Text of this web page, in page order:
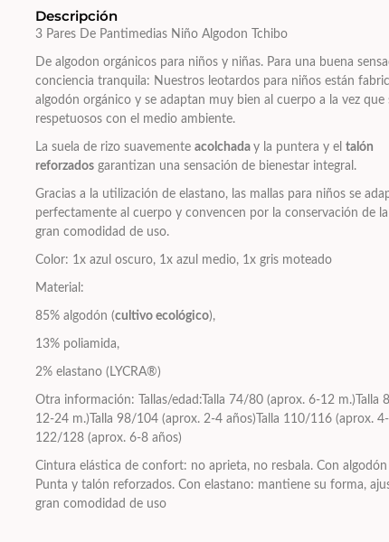
Descripción
3 Pares De Pantimedias Niño Algodon Tchibo
De algodon orgánicos para niños y niñas. Para una buena
conciencia tranquila: Nuestros leotardos para niños están
algodón orgánico y se adaptan muy bien al cuerpo a la vez que
respetuosos con el medio ambiente.
La suela de rizo suavementeacolchaday la puntera y eltalón
reforzados garantizan una sensación de bienestar integral.
Gracias a la utilización de elastano, las mallas para niños se
perfectamente al cuerpo y convencen por la conservación de
gran comodidad de uso.
Color: 1x azul oscuro, 1x azul medio, 1x gris moteado
Material:
85% algodón (cultivo ecológico),
13% poliamida,
2% elastano (LYCRA®)
Otra información: Tallas/edad:Talla 74/80 (aprox. 6-12 m.)Talla
12-24 m.)Talla 98/104 (aprox. 2-4 años)Talla 110/116 (aprox. 4-
122/128 (aprox. 6-8 años)
Cintura elástica de confort: no aprieta, no resbala. Con
Punta y talón reforzados. Con elastano: mantiene su forma,
gran comodidad de uso